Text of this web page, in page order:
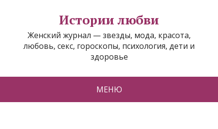
Истории любви
Женский журнал — звезды, мода, красота,
любовь, секс, гороскопы, психология, дети и
здоровье
МЕНЮ